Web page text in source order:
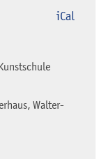
Walter-
iCal